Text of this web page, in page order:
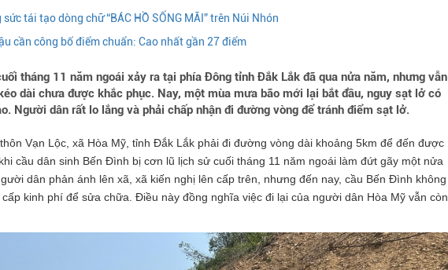
tái tạo dòng chữ “BÁC HỒ SỐNG MÃI” trên Núi Nhón
cần công bố điểm chuẩn: Cao nhất gần 27 điểm
tháng 11 năm ngoái xảy ra tại phía Đông tỉnh Đắk Lắk đã qua nửa năm, nhưng vẫn
dài chưa được khắc phục. Nay, một mùa mưa bão mới lại bắt đầu, nguy sạt lở có
Người dân rất lo lắng và phải chấp nhận đi đường vòng để tránh điểm sạt lở.
Vạn Lộc, xã Hòa Mỹ, tỉnh Đắk Lắk phải đi đường vòng dài khoảng 5km để đến được
cầu dân sinh Bến Đình bị cơn lũ lịch sử cuối tháng 11 năm ngoái làm đứt gãy một nửa
dân phản ánh lên xã, xã kiến nghị lên cấp trên, nhưng đến nay, cầu Bến Đình không
kinh phí để sửa chữa. Điều này đồng nghĩa việc đi lại của người dân Hòa Mỹ vẫn còn